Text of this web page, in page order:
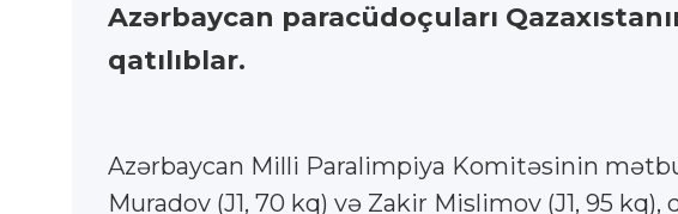
Azərbaycan paracüdoçuları
qatılıblar.
Azərbaycan Milli Paralimpiya Komitəsinin
Muradov (J1, 70 kq) və Zakir Mislimov (J1, 95